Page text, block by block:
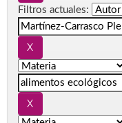
Filtros actuales: